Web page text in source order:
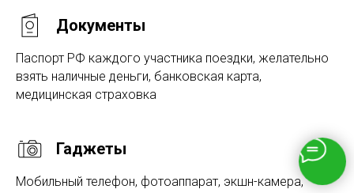
Документы
Паспорт РФ каждого участника поездки, желательно
взять наличные деньги, банковская карта,
медицинская страховка
Гаджеты
Мобильный телефон, фотоаппарат, экшн-камера,